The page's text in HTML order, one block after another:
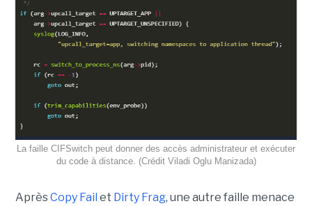
La faille CIFSwitch peut donner des accès administrateur et exécuter
du code à distance. (Crédit Viladi Oglu Manizada)
AprèsCopy Fail et Dirty Frag, une autre faille menace